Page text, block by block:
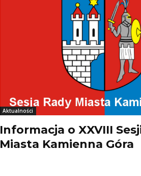
Aktualności
Informacja o XXVIII
Miasta Kamienna Góra